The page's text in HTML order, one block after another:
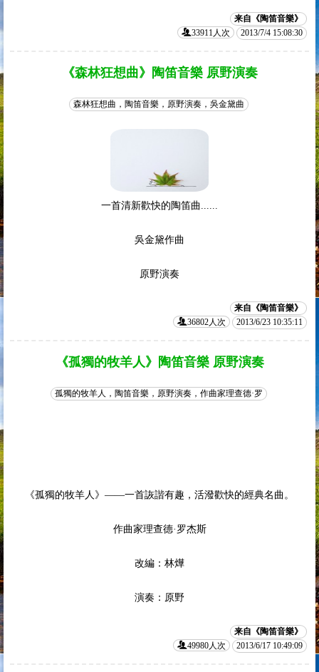
来自《陶笛音樂》
33911人次 2013/7/4 15:08:30
《森林狂想曲》陶笛音樂 原野演奏
森林狂想曲，陶笛音樂，原野演奏，吳金黛曲
一首清新歡快的陶笛曲......
吳金黛作曲
原野演奏
来自《陶笛音樂》
36802人次 2013/6/23 10:35:11
《孤獨的牧羊人》陶笛音樂 原野演奏
孤獨的牧羊人，陶笛音樂，原野演奏，作曲家理查德·罗
《孤獨的牧羊人》——一首詼諧有趣，活潑歡快的經典名曲。
作曲家理查德·罗杰斯
改編：林燁
演奏：原野
来自《陶笛音樂》
49980人次 2013/6/17 10:49:09